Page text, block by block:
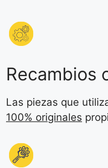
Recambios
Las piezas que
100% originales